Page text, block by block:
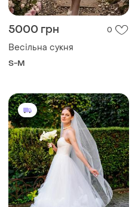
5000 грн 0
Весільна сукня
S-M